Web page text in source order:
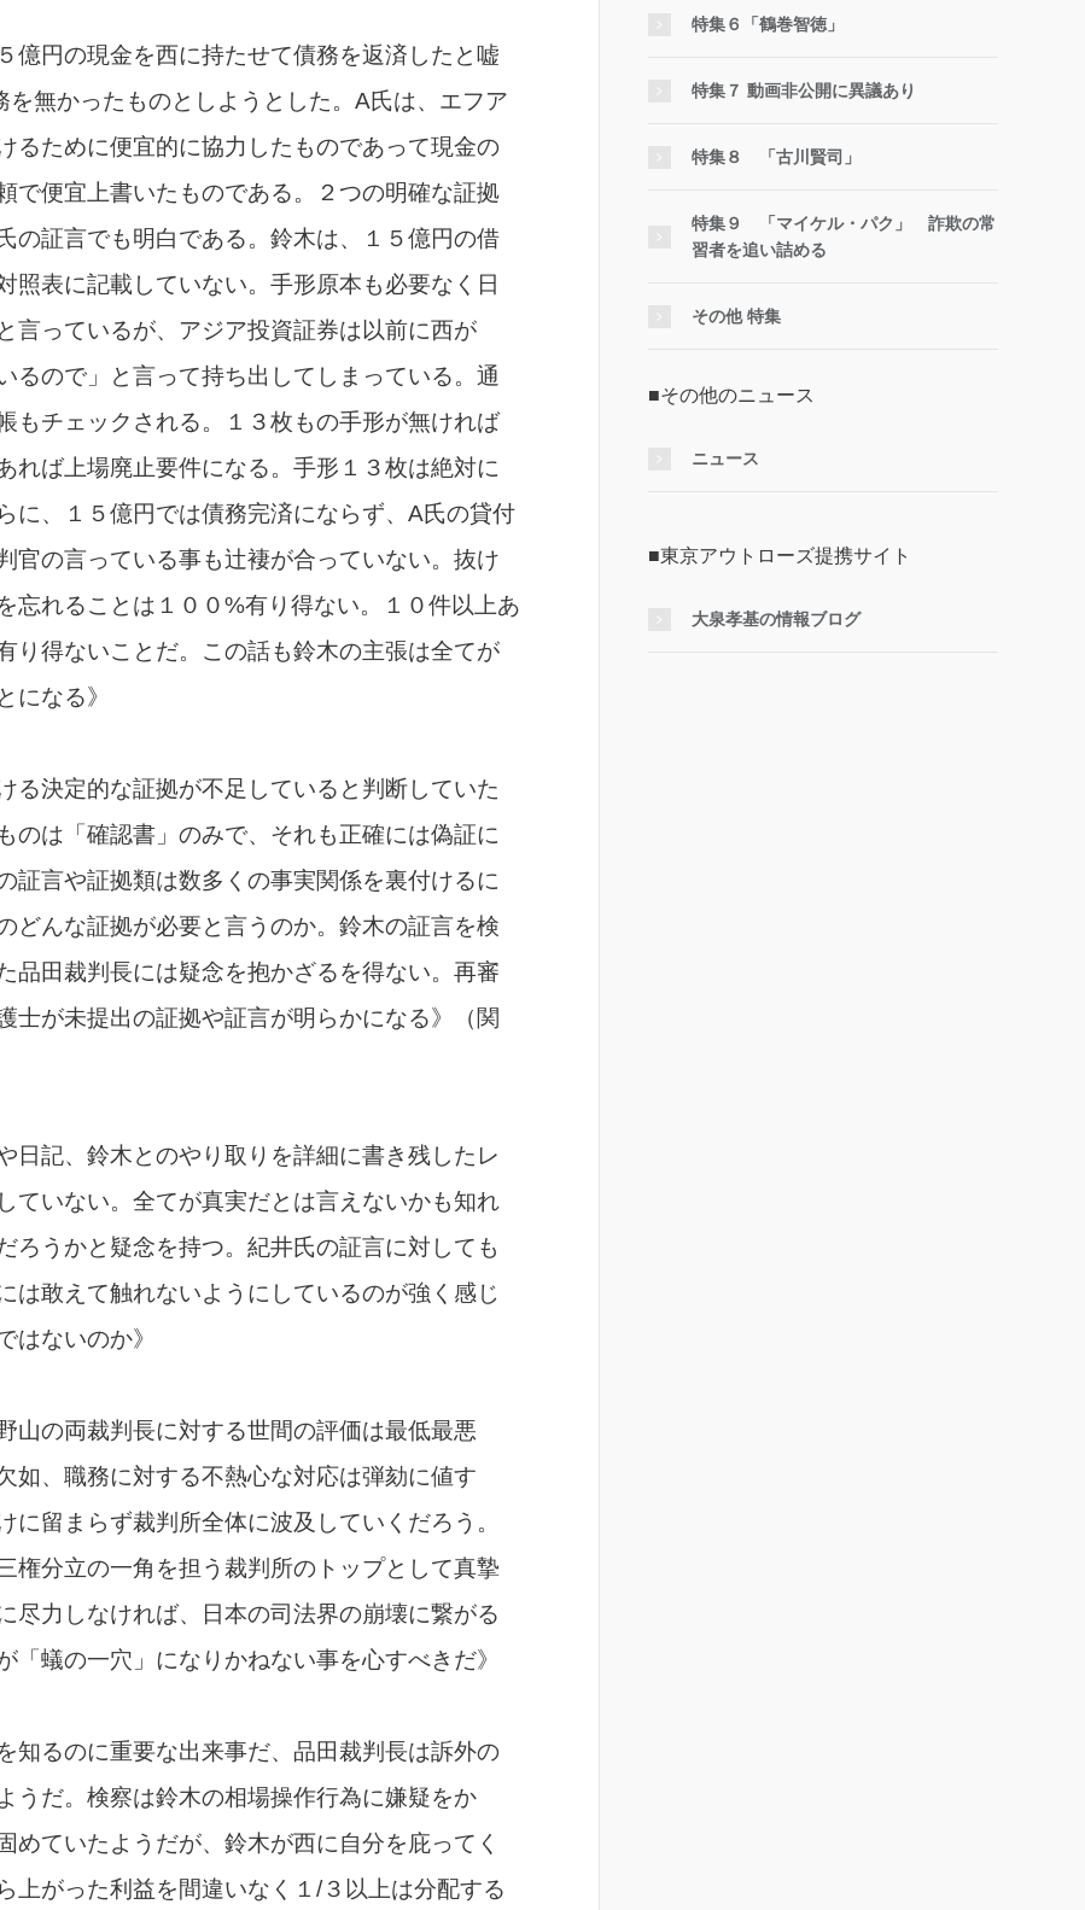
億円の現金を西に持たせて債務を返済したと嘘
無かったものとしようとした。A氏は、エフア
るために便宜的に協力したものであって現金の
で便宜上書いたものである。２つの明確な証拠
の証言でも明白である。鈴木は、１５億円の借
照表に記載していない。手形原本も必要なく日
言っているが、アジア投資証券は以前に西が
るので」と言って持ち出してしまっている。通
もチェックされる。１３枚もの手形が無ければ
れば上場廃止要件になる。手形１３枚は絶対に
に、１５億円では債務完済にならず、A氏の貸付
官の言っている事も辻褄が合っていない。抜け
忘れることは１００%有り得ない。１０件以上あ
り得ないことだ。この話も鈴木の主張は全てが
になる》
る決定的な証拠が不足していると判断していた
のは「確認書」のみで、それも正確には偽証に
証言や証拠類は数多くの事実関係を裏付けるに
どんな証拠が必要と言うのか。鈴木の証言を検
品田裁判長には疑念を抱かざるを得ない。再審
士が未提出の証拠や証言が明らかになる》（関
日記、鈴木とのやり取りを詳細に書き残したレ
ていない。全てが真実だとは言えないかも知れ
ろうかと疑念を持つ。紀井氏の証言に対しても
は敢えて触れないようにしているのが強く感じ
はないのか》
山の両裁判長に対する世間の評価は最低最悪
如、職務に対する不熱心な対応は弾劾に値す
に留まらず裁判所全体に波及していくだろう。
権分立の一角を担う裁判所のトップとして真摯
尽力しなければ、日本の司法界の崩壊に繋がる
蟻の一穴」になりかねない事を心すべきだ》
知るのに重要な出来事だ、品田裁判長は訴外の
うだ。検察は鈴木の相場操作行為に嫌疑をか
めていたようだが、鈴木が西に自分を庇ってく
上がった利益を間違いなく１/３以上は分配する
特集６「鶴巻智徳」
特集７ 動画非公開に異議あり
特集８ 「古川賢司」
特集９ 「マイケル・パク」 詐欺の常
習者を追い詰める
その他 特集
■その他のニュース
ニュース
■東京アウトローズ提携サイト
大泉孝基の情報ブログ